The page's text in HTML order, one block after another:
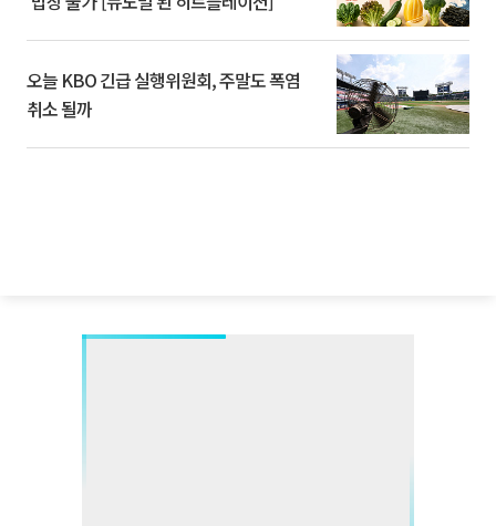
오늘 KBO 긴급 실행위원회, 주말도 폭염
취소 될까